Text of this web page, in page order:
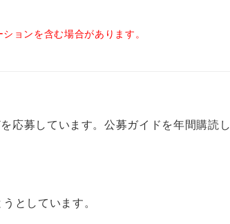
ョンを含む場合があります。
応募しています。公募ガイドを年間購読し
としています。